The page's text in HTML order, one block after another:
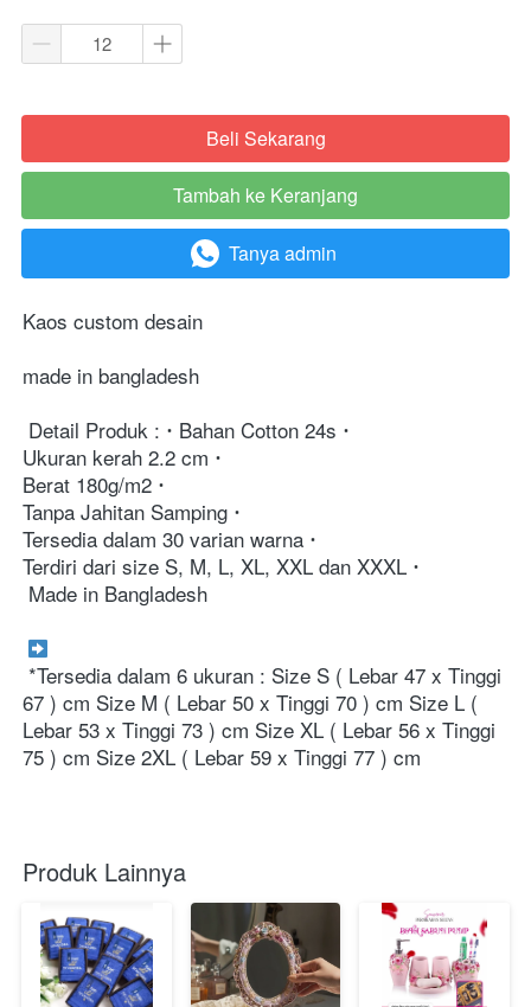
`Beli Sekarang
`
Tambah ke Keranjang
` Tanya admin
Kaos custom desain
made in bangladesh
Detail Produk :
Bahan Cotton 24s
Ukuran kerah 2.2 cm
Berat 180g/m2
Tanpa Jahitan Samping
Tersedia dalam 30 varian warna
Terdiri dari size S, M, L, XL, XXL dan XXXL
67 ) cm Size M ( Lebar 50 x Tinggi 70 ) cm Size L (
Lebar 53 x Tinggi 73 ) cm Size XL ( Lebar 56 x Tinggi
75 ) cm Size 2XL ( Lebar 59 x Tinggi 77 ) cm
Produk Lainnya